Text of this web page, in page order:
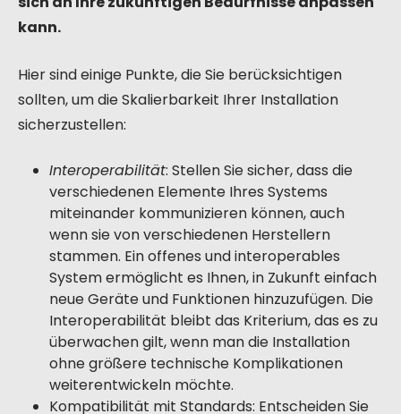
kann.
Hier sind einige Punkte, die Sie berücksichtigen
sollten, um die Skalierbarkeit Ihrer Installation
sicherzustellen:
Interoperabilität: Stellen Sie sicher, dass die
verschiedenen Elemente Ihres Systems
miteinander kommunizieren können, auch
wenn sie von verschiedenen Herstellern
stammen. Ein offenes und interoperables
System ermöglicht es Ihnen, in Zukunft einfach
neue Geräte und Funktionen hinzuzufügen. Die
Interoperabilität bleibt das Kriterium, das es zu
überwachen gilt, wenn man die Installation
ohne größere technische Komplikationen
weiterentwickeln möchte.
Kompatibilität mit Standards: Entscheiden Sie